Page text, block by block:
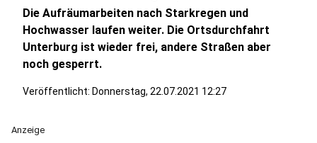
Die Aufräumarbeiten nach Starkregen und
Hochwasser laufen weiter. Die Ortsdurchfahrt
Unterburg ist wieder frei, andere Straßen aber
noch gesperrt.
Veröffentlicht: Donnerstag, 22.07.2021 12:27
Anzeige